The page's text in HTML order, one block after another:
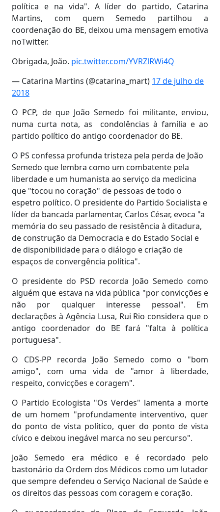
política e na vida". A líder do partido, Catarina
Martins, com quem Semedo partilhou a
coordenação do BE, deixou uma mensagem emotiva
noTwitter.
Obrigada, João. pic.twitter.com/YVRZlRWi4Q
— Catarina Martins (@catarina_mart) 17 de julho de
2018
O PCP, de que João Semedo foi militante, enviou,
numa curta nota, as condolências à família e ao
partido político do antigo coordenador do BE.
O PS confessa profunda tristeza pela perda de João
Semedo que lembra como um combatente pela
liberdade e um humanista ao serviço da medicina
que "tocou no coração" de pessoas de todo o
espetro político. O presidente do Partido Socialista e
líder da bancada parlamentar, Carlos César, evoca "a
memória do seu passado de resistência à ditadura,
de construção da Democracia e do Estado Social e
de disponibilidade para o diálogo e criação de
espaços de convergência política".
O presidente do PSD recorda João Semedo como
alguém que estava na vida pública "por convicções e
não por qualquer interesse pessoal". Em
declarações à Agência Lusa, Rui Rio considera que o
antigo coordenador do BE fará "falta à política
portuguesa".
O CDS-PP recorda João Semedo como o "bom
amigo", com uma vida de "amor à liberdade,
respeito, convicções e coragem".
O Partido Ecologista "Os Verdes" lamenta a morte
de um homem "profundamente interventivo, quer
do ponto de vista político, quer do ponto de vista
cívico e deixou inegável marca no seu percurso".
João Semedo era médico e é recordado pelo
bastonário da Ordem dos Médicos como um lutador
que sempre defendeu o Serviço Nacional de Saúde e
os direitos das pessoas com coragem e coração.